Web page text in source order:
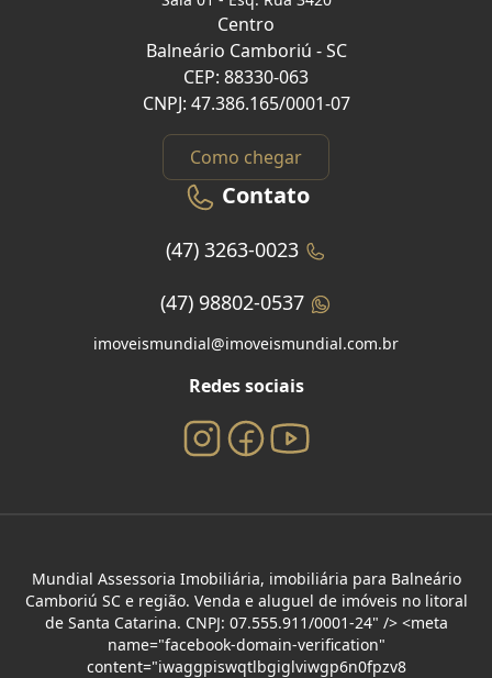
Centro
Balneário Camboriú - SC
CEP: 88330-063
CNPJ: 47.386.165/0001-07
Como chegar
Contato
(47) 3263-0023
(47) 98802-0537
imoveismundial@imoveismundial.com.br
Redes sociais
Mundial Assessoria Imobiliária, imobiliária para Balneário
Camboriú SC e região. Venda e aluguel de imóveis no litoral
de Santa Catarina. CNPJ: 07.555.911/0001-24" /> <meta
name="facebook-domain-verification"
content="iwaggpiswqtlbgiglviwgp6n0fpzv8